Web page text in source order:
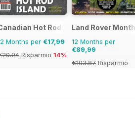
Hot Rods
Months per €17,99
Risparmio 14%
Land Rover
12 Months per
€89,99
€103.87 Risparmio